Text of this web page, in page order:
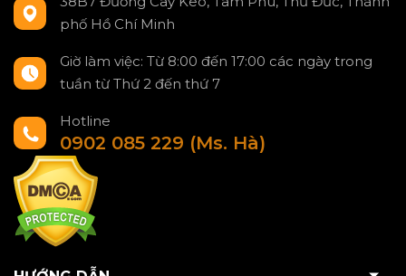
phố Hồ Chí Minh
Giờ làm việc: Từ 8:00 đến 17:00 các ngày trong
tuần từ Thứ 2 đến thứ 7
Hotline
0902 085 229 (Ms. Hà)